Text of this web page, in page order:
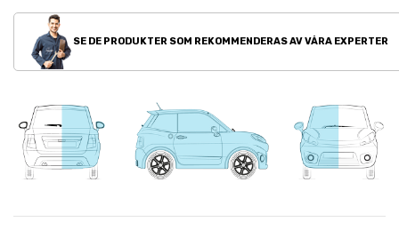
SE DE PRODUKTER SOM REKOMMENDERAS AV VÅRA EXPERTER